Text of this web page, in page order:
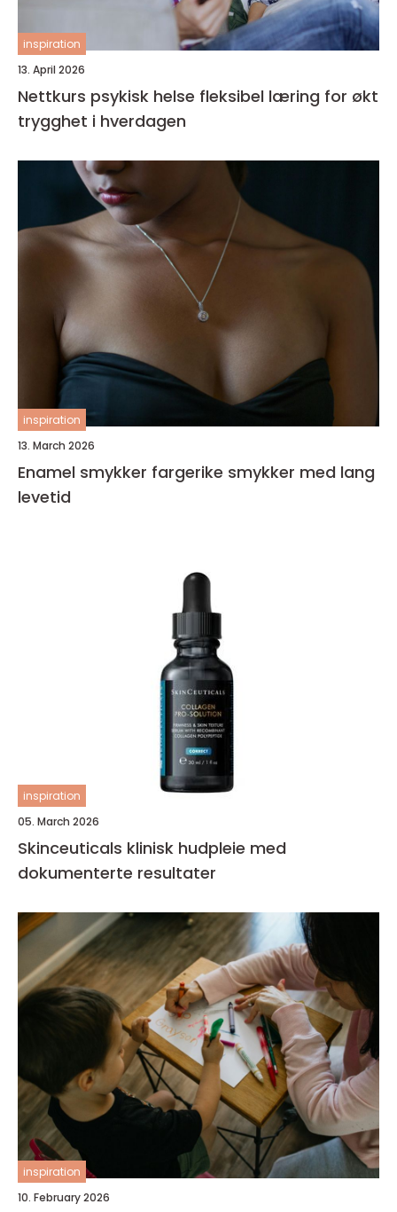
inspiration
13. April 2026
Nettkurs psykisk helse fleksibel læring for økt
trygghet i hverdagen
inspiration
13. March 2026
Enamel smykker fargerike smykker med lang
levetid
inspiration
05. March 2026
Skinceuticals klinisk hudpleie med
dokumenterte resultater
inspiration
10. February 2026